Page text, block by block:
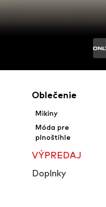
Oblečenie
Mikiny
Móda pre
plnoštíhle
VÝPREDAJ
Doplnky